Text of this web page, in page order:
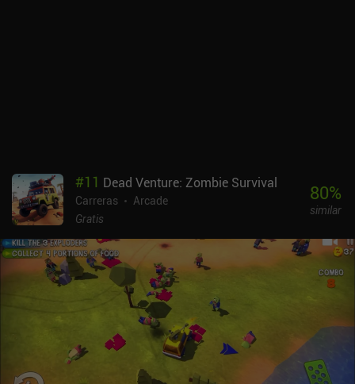
puede probar gratis, con un único iAP de 7,99 $ para desbloquear
la campaña completa y otro modo de juego. Aunque carece del
multijugador que tiene en PC, merece la pena probarlo para
#11 Dead Venture: Zombie Survival
Carreras
Arcade
Gratis
80%
similar